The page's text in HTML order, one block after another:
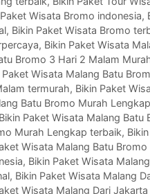
Wisata Bromo indonesia,
, Bikin Paket Wisata Bromo
, Bikin Paket Wisata
Bromo 3 Hari 2 Malam
Paket Wisata Malang Batu
termurah, Bikin Paket
Batu Bromo Murah
Bikin Paket Wisata Malang
Murah Lengkap terbaik,
Wisata Malang Batu
, Bikin Paket Wisata
, Bikin Paket Wisata Malang
Wisata Malang Dari